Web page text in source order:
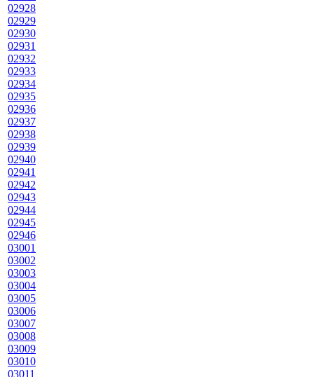
02928
02929
02930
02931
02932
02933
02934
02935
02936
02937
02938
02939
02940
02941
02942
02943
02944
02945
02946
03001
03002
03003
03004
03005
03006
03007
03008
03009
03010
03011